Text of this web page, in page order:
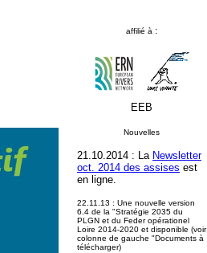
affilié à :
EEB
Nouvelles
21.10.2014 : La Newsletter
oct. 2014 des assises est
en ligne.
22.11.13 : Une nouvelle version
6.4 de la "Stratégie 2035 du
PLGN et du Feder opérationel
Loire 2014-2020 et disponible (voir
colonne de gauche "Documents à
télécharger)